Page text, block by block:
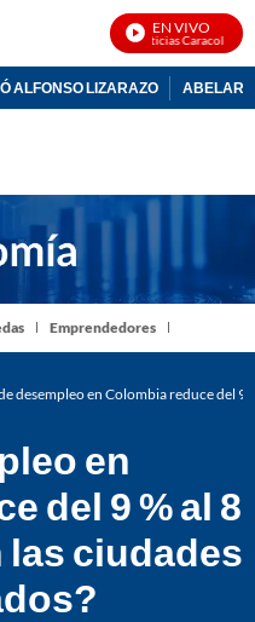
EN VIVO
Noticias Caracol En
ALFONSO LIZARAZO
Emprendedores
desempleo en Colombia reduce del 9
en
del 9 % al 8
las ciudades